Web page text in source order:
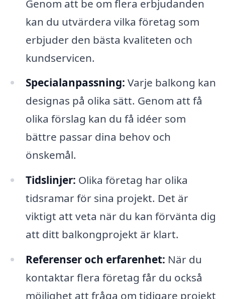
Genom att be om flera erbjudanden
kan du utvärdera vilka företag som
erbjuder den bästa kvaliteten och
kundservicen.
Specialanpassning: Varje balkong kan
designas på olika sätt. Genom att få
olika förslag kan du få idéer som
bättre passar dina behov och
önskemål.
Tidslinjer: Olika företag har olika
tidsramar för sina projekt. Det är
viktigt att veta när du kan förvänta dig
att ditt balkongprojekt är klart.
Referenser och erfarenhet: När du
kontaktar flera företag får du också
möjlighet att fråga om tidigare projekt